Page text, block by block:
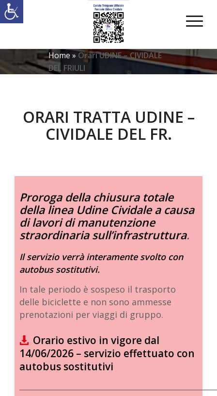
Home » Orari UDINE – CIVIDALE
DEL FRIULI
ORARI TRATTA UDINE –
CIVIDALE DEL FR.
Proroga della chiusura totale
della linea Udine Cividale a causa
di lavori di manutenzione
straordinaria sull’infrastruttura.
Il servizio verrà interamente svolto con
autobus sostitutivi.
In tale periodo è sospeso il trasporto
delle biciclette e non sono ammesse
prenotazioni per viaggi di gruppo.
Orario estivo in vigore dal
14/06/2026 – servizio effettuato con
autobus sostitutivi